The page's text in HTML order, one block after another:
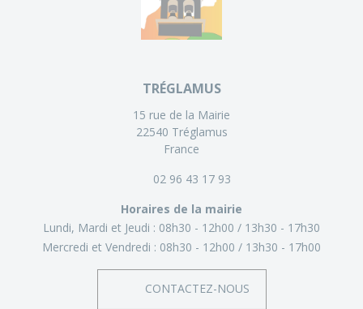
TRÉGLAMUS
15 rue de la Mairie
22540 Tréglamus
France
02 96 43 17 93
Horaires de la mairie
Lundi, Mardi et Jeudi : 08h30 - 12h00
13h30 - 17h30
Mercredi et Vendredi : 08h30 - 12h00 13h30 - 17h00
CONTACTEZ-NOUS